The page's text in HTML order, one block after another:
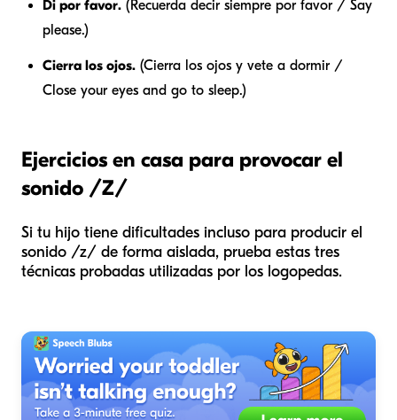
Di por favor. (Recuerda decir siempre por favor / Say
please.)
Cierra los ojos. (Cierra los ojos y vete a dormir /
Close your eyes and go to sleep.)
Ejercicios en casa para provocar el
sonido /Z/
Si tu hijo tiene dificultades incluso para producir el
sonido /z/ de forma aislada, prueba estas tres
técnicas probadas utilizadas por los logopedas.